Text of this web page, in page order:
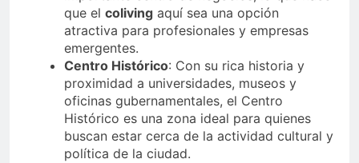
que el coliving aquí sea una opción
atractiva para profesionales y empresas
emergentes.
Centro Histórico: Con su rica historia y
proximidad a universidades, museos y
oficinas gubernamentales, el Centro
Histórico es una zona ideal para quienes
buscan estar cerca de la actividad cultural y
política de la ciudad.